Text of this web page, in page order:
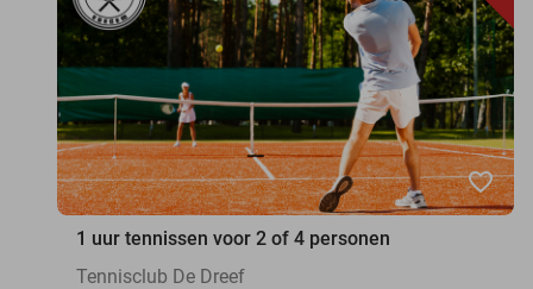
favorite_border
1 uur tennissen voor 2 of 4 personen
Tennisclub De Dreef